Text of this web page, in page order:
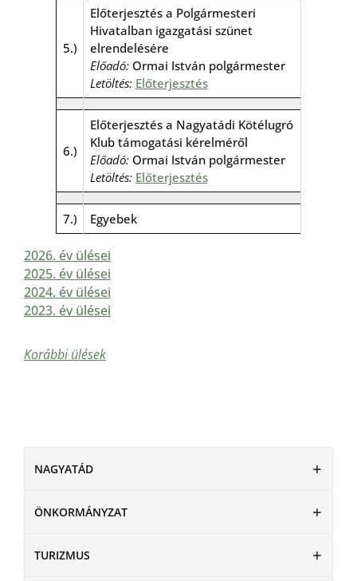
NAGYATÁD
ÖNKORMÁNYZAT
TURIZMUS
5.)
Előterjesztés a Polgármesteri
Hivatalban igazgatási szünet
elrendelésére
Előadó: Ormai István polgármester
Letöltés: Előterjesztés
6.)
Előterjesztés a Nagyatádi Kötélugró
Klub támogatási kérelméről
Előadó: Ormai István polgármester
Letöltés: Előterjesztés
7.) Egyebek
2026. év ülései
2025. év ülései
2024. év ülései
2023. év ülései
Korábbi ülések